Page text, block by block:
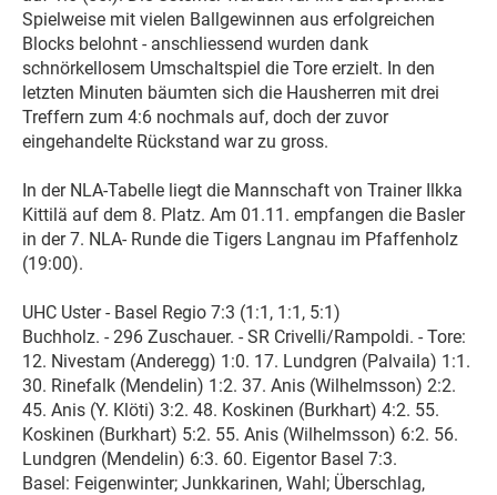
Spielweise mit vielen Ballgewinnen aus erfolgreichen
Blocks belohnt - anschliessend wurden dank
schnörkellosem Umschaltspiel die Tore erzielt. In den
letzten Minuten bäumten sich die Hausherren mit drei
Treffern zum 4:6 nochmals auf, doch der zuvor
eingehandelte Rückstand war zu gross.
In der NLA-Tabelle liegt die Mannschaft von Trainer Ilkka
Kittilä auf dem 8. Platz. Am 01.11. empfangen die Basler
in der 7. NLA- Runde die Tigers Langnau im Pfaffenholz
(19:00).
UHC Uster - Basel Regio 7:3 (1:1, 1:1, 5:1)
Buchholz. - 296 Zuschauer. - SR Crivelli/Rampoldi. - Tore:
12. Nivestam (Anderegg) 1:0. 17. Lundgren (Palvaila) 1:1.
30. Rinefalk (Mendelin) 1:2. 37. Anis (Wilhelmsson) 2:2.
45. Anis (Y. Klöti) 3:2. 48. Koskinen (Burkhart) 4:2. 55.
Koskinen (Burkhart) 5:2. 55. Anis (Wilhelmsson) 6:2. 56.
Lundgren (Mendelin) 6:3. 60. Eigentor Basel 7:3.
Basel: Feigenwinter; Junkkarinen, Wahl; Überschlag,